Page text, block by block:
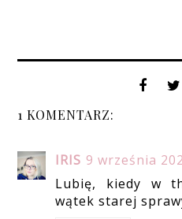
1 KOMENTARZ:
IRIS 9 września
Lubię, kiedy w
wątek starej